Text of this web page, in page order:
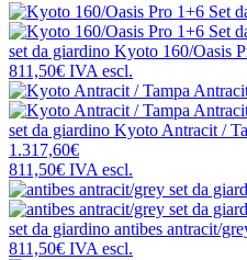
set da giardino Kyoto 160/Oasis
811,50€ IVA escl.
set da giardino Kyoto Antracit /
1.317,60€
811,50€ IVA escl.
set da giardino antibes antracit/
811,50€ IVA escl.